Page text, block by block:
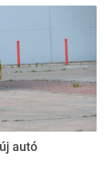
autó